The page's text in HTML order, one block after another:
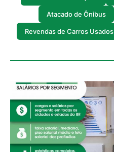
Atacado de Ônibus
Revendas de Carros Usados